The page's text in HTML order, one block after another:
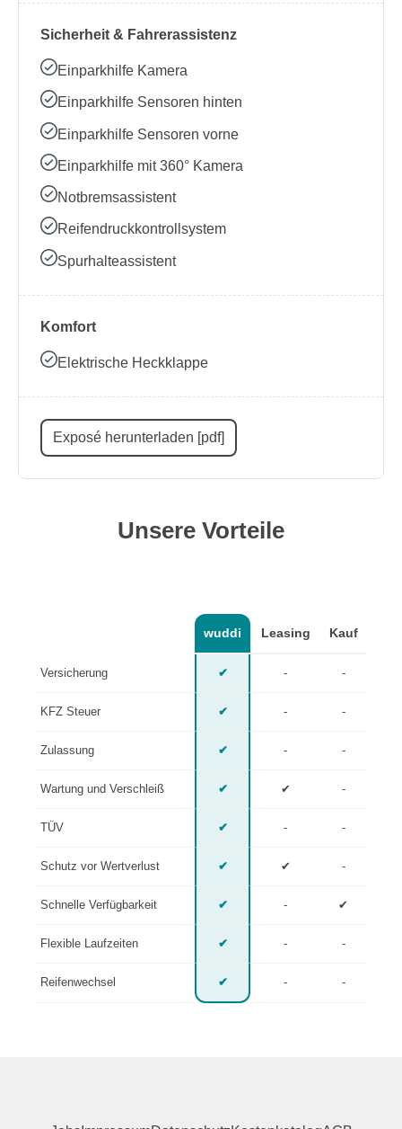
Sicherheit & Fahrerassistenz
Einparkhilfe Kamera
Einparkhilfe Sensoren hinten
Einparkhilfe Sensoren vorne
Einparkhilfe mit 360° Kamera
Notbremsassistent
Reifendruckkontrollsystem
Spurhalteassistent
Komfort
Elektrische Heckklappe
Exposé herunterladen [pdf]
Unsere Vorteile
wuddi Leasing Kauf
Versicherung ✔ - -
KFZ Steuer ✔ - -
Zulassung ✔ - -
Wartung und Verschleiß ✔ ✔ -
TÜV ✔ - -
Schutz vor Wertverlust ✔ ✔ -
Schnelle Verfügbarkeit ✔ - ✔
Flexible Laufzeiten ✔ - -
Reifenwechsel ✔ - -